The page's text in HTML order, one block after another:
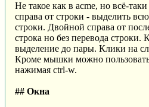
Не такое как в acme, но всё-
справа от строки - выделить
строки. Двойной справа от
строка но без перевода строки.
выделение до пары. Клики на
Кроме мышки можно
нажимая ctrl-w.
## Окна